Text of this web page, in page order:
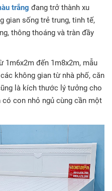
trắng đang trở thành xu
gian sống trẻ trung, tinh tế,
thông thoáng và tràn đầy
đến 1m8x2m, mẫu
không gian từ nhà phố, căn
là kích thước lý tưởng cho
con nhỏ ngủ cùng cần một